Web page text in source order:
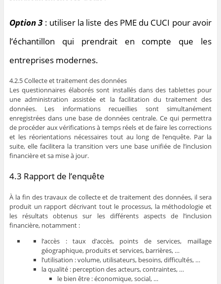
Option 3 : utiliser la liste des PME du CUCI pour avoir
l’échantillon qui prendrait en compte que les
entreprises modernes.
4.2.5 Collecte et traitement des données
Les questionnaires élaborés sont installés dans des tablettes pour
une administration assistée et la facilitation du traitement des
données. Les informations recueillies sont simultanément
enregistrées dans une base de données centrale. Ce qui permettra
de procéder aux vérifications à temps réels et de faire les corrections
et les réorientations nécessaires tout au long de l’enquête. Par la
suite, elle facilitera la transition vers une base unifiée de l’inclusion
financière et sa mise à jour.
4.3 Rapport de l’enquête
À la fin des travaux de collecte et de traitement des données, il sera
produit un rapport décrivant tout le processus, la méthodologie et
les résultats obtenus sur les différents aspects de l’inclusion
financière, notamment :
l’accès : taux d’accès, points de services, maillage
géographique, produits et services, barrières, …
l’utilisation : volume, utilisateurs, besoins, difficultés, …
la qualité : perception des acteurs, contraintes, …
le bien être : économique, social, …